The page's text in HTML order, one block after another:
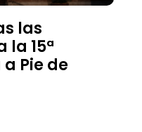
las
15ª
Pie de